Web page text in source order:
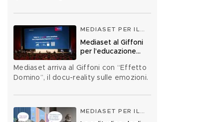
MEDIASET PER IL
Mediaset al Giffoni
per l’educazione
Mediaset arriva al Giffoni con “Effetto
Domino”, il docu-reality sulle emozioni.
MEDIASET PER IL